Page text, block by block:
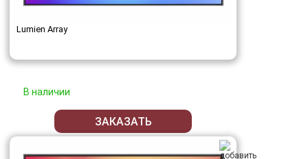
Lumien Array
В наличии
ЗАКАЗАТЬ